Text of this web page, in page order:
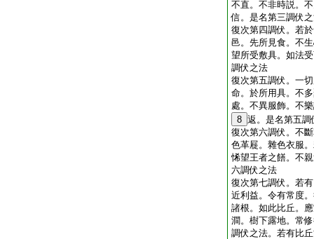
不直。不非時説。
信。是名第三調伏
復次第四調伏。若
邑。先所見食。不
望所受敷具。如法
調伏之法
復次第五調伏。一
命。於所用具。不
處。不異服飾。不
8 返。是名第五調
復次第六調伏。不
色革屣。雜色衣服
悕望王者之饍。不
六調伏之法
復次第七調伏。若
近利益。令有常度
諸根。如此比丘。
澗。樹下露地。常
調伏之法。若有比